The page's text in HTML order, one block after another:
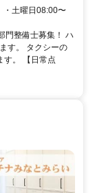
・土曜日08:00〜
門整備士募集！ ハ
す。 タクシーの
す。 【日常点